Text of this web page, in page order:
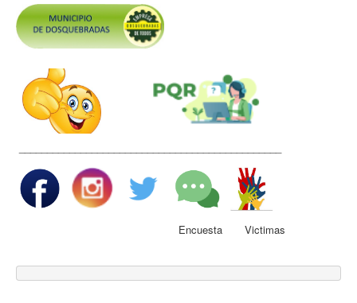
Correo
Conciliación y Daño Antijurídico
Veedurias
Código de Integridad
Gestión del Talento Humano
Derechos Fundamentales
Transparencia
Participa
Encuesta Victimas